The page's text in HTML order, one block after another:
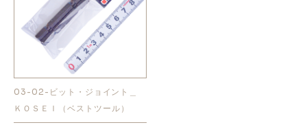
03-02-ビット・ジョイント＿
ＫＯＳＥＩ（ベストツール）